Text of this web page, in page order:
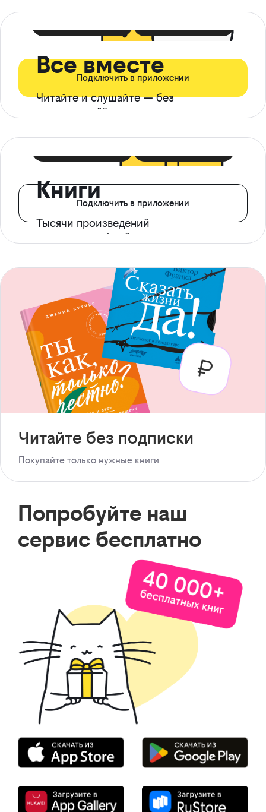
Все вместе
Читайте и слушайте — без
ограничений*
Подключить в приложении
Книги
Тысячи произведений
с доступом офлайн
Подключить в приложении
Читайте без подписки
Покупайте только нужные книги
Попробуйте наш
сервис бесплатно